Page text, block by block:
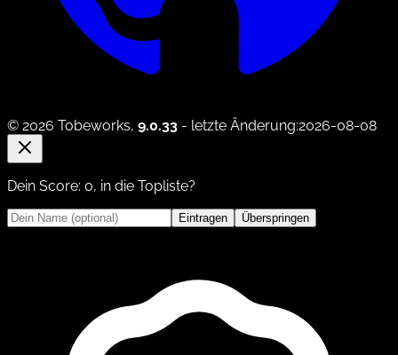
© 2026 Tobeworks, 9.0.33 - letzte Änderung:2026-08-08
Dein Score: 0, in die Topliste?
Eintragen Überspringen